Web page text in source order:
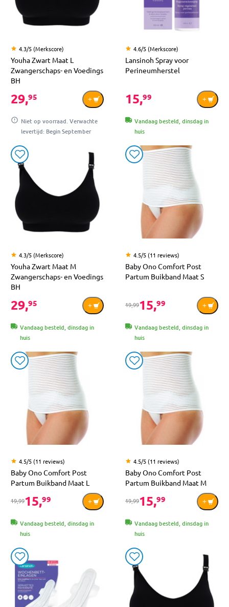
4.3/5 (Merkscore)
Youha Zwart Maat L
Zwangerschaps- en Voedings
BH
29,95
Niet op voorraad. Verwachte
levertijd: Begin September
4.6/5 (Merkscore)
Lansinoh Spray voor
Perineumherstel
15,99
Vandaag besteld, dinsdag in
huis
4.3/5 (Merkscore)
Youha Zwart Maat M
Zwangerschaps- en Voedings
BH
29,95
Vandaag besteld, dinsdag in
huis
4.5/5 (11 reviews)
Baby Ono Comfort Post
Partum Buikband Maat S
19,9915,99
Vandaag besteld, dinsdag in
huis
4.5/5 (11 reviews)
Baby Ono Comfort Post
Partum Buikband Maat L
19,9915,99
Vandaag besteld, dinsdag in
huis
4.5/5 (11 reviews)
Baby Ono Comfort Post
Partum Buikband Maat M
19,9915,99
Vandaag besteld, dinsdag in
huis